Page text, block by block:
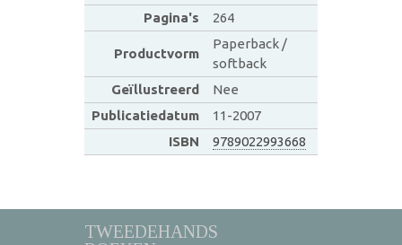
Pagina's
264
Productvorm
Paperback /
softback
Geïllustreerd
Nee
Publicatiedatum
11-2007
ISBN
9789022993668
TWEEDEHANDS